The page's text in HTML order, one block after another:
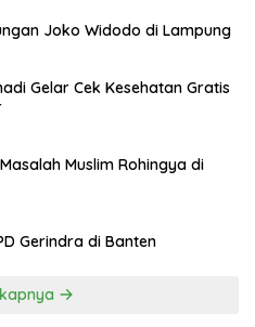
Joko Widodo di Lampung
Gelar Cek Kesehatan Gratis
Muslim Rohingya di
Gerindra di Banten